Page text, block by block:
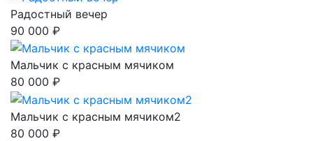
Радостный вечер
90 000 ₽
Мальчик с красным мячиком
80 000 ₽
Мальчик с красным мячиком2
80 000 ₽